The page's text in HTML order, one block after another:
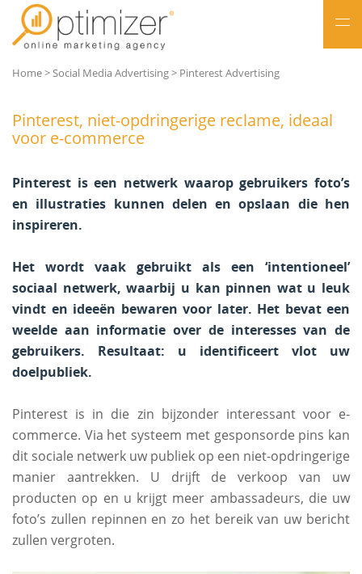
Home>Social Media Advertising> Pinterest Advertising
Pinterest, niet-opdringerige reclame, ideaal
voor e-commerce
Pinterest is een netwerk waarop gebruikers foto’s
en illustraties kunnen delen en opslaan die hen
inspireren.
Het wordt vaak gebruikt als een ‘intentioneel’
sociaal netwerk, waarbij u kan pinnen wat u leuk
vindt en ideeën bewaren voor later. Het bevat een
weelde aan informatie over de interesses van de
gebruikers. Resultaat: u identificeert vlot uw
doelpubliek.
Pinterest is in die zin bijzonder interessant voor e-
commerce. Via het systeem met gesponsorde pins kan
dit sociale netwerk uw publiek op een niet-opdringerige
manier aantrekken. U drijft de verkoop van uw
producten op en u krijgt meer ambassadeurs, die uw
foto’s zullen repinnen en zo het bereik van uw bericht
zullen vergroten.